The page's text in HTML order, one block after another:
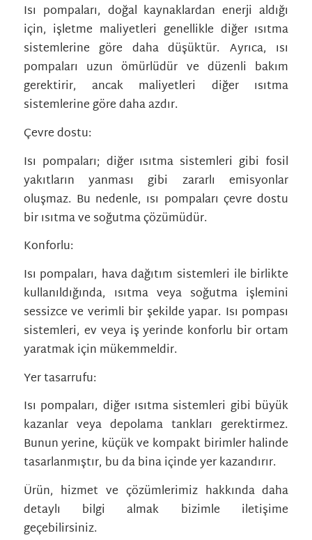
Isı pompaları, doğal kaynaklardan enerji aldığı
için, işletme maliyetleri genellikle diğer ısıtma
sistemlerine göre daha düşüktür. Ayrıca, ısı
pompaları uzun ömürlüdür ve düzenli bakım
gerektirir, ancak maliyetleri diğer ısıtma
sistemlerine göre daha azdır.
Çevre dostu:
Isı pompaları; diğer ısıtma sistemleri gibi fosil
yakıtların yanması gibi zararlı emisyonlar
oluşmaz. Bu nedenle, ısı pompaları çevre dostu
bir ısıtma ve soğutma çözümüdür.
Konforlu:
Isı pompaları, hava dağıtım sistemleri ile birlikte
kullanıldığında, ısıtma veya soğutma işlemini
sessizce ve verimli bir şekilde yapar. Isı pompası
sistemleri, ev veya iş yerinde konforlu bir ortam
yaratmak için mükemmeldir.
Yer tasarrufu:
Isı pompaları, diğer ısıtma sistemleri gibi büyük
kazanlar veya depolama tankları gerektirmez.
Bunun yerine, küçük ve kompakt birimler halinde
tasarlanmıştır, bu da bina içinde yer kazandırır.
Ürün, hizmet ve çözümlerimiz hakkında daha
detaylı bilgi almak bizimle iletişime
geçebilirsiniz.